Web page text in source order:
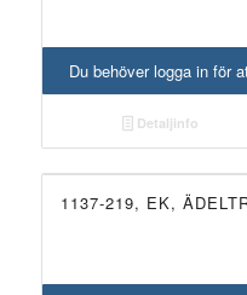
Du behöver logga in för
Detaljinfo
1137-219, EK,